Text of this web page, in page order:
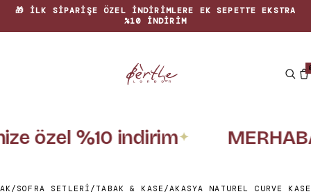
🎁 İLK SIPARIŞE ÖZEL INDIRIMLERE EK SEPETTE EKSTRA
%10 INDIRIM
özel %10 indirim✦
/ SOFRA SETLERI /TABAK & KASE /AKASYA NATUREL CURVE KASE